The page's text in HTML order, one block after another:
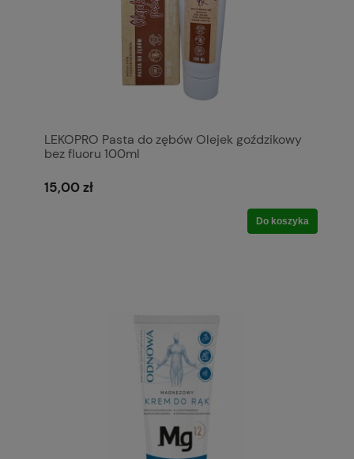
LEKOPRO Pasta do zębów Olejek goździkowy
bez fluoru 100ml
15,00 zł
Do koszyka